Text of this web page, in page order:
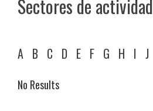
Sectores de actividad
A B C D E F G H I J
No Results